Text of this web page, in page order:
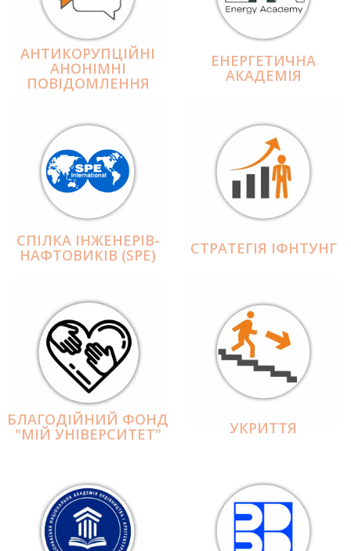
АНТИКОРУПЦІЙНІ
АНОНІМНІ
ПОВІДОМЛЕННЯ
ЕНЕРГЕТИЧНА
АКАДЕМІЯ
СПІЛКА ІНЖЕНЕРІВ-
НАФТОВИКІВ (SPE) СТРАТЕГІЯ ІФНТУНГ
БЛАГОДІЙНИЙ ФОНД
"МІЙ УНІВЕРСИТЕТ" УКРИТТЯ